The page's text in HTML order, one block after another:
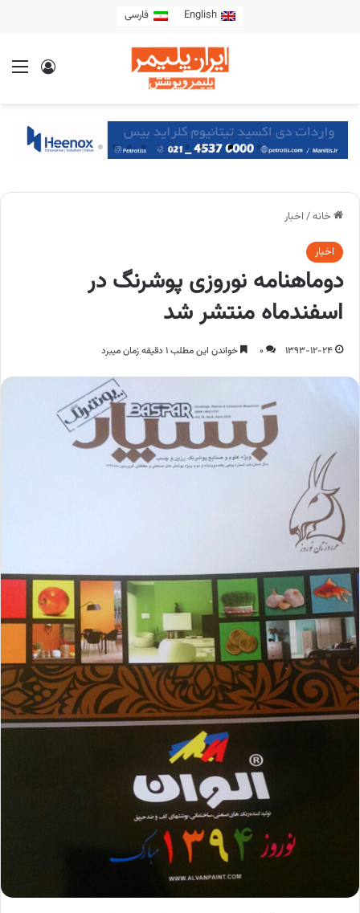
English فارسی
خانه/ اخبار
اخبار
دوماهنامه نوروزی پوشرنگ در
اسفندماه منتشر شد
1393-12-24
0 خواندن این مطلب 1 دقیقه زمان میبرد